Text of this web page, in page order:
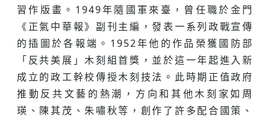
習作版畫。1949年隨國軍來臺，曾任職於金門
《正氣中華報》副刊主編，發表一系列政戰宣傳
的插圖於各報端。1952年他的作品榮獲國防部
「反共美展」木刻組首獎，並於這一年起進入新
成立的政工幹校傳授木刻技法。此時期正值政府
推動反共文藝的熱潮，方向和其他木刻家如周
瑛、陳其茂、朱嘯秋等，創作了許多配合國策、